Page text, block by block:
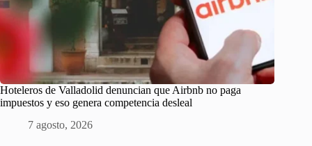
Hoteleros de Valladolid denuncian que Airbnb no paga
impuestos y eso genera competencia desleal
7 agosto, 2026